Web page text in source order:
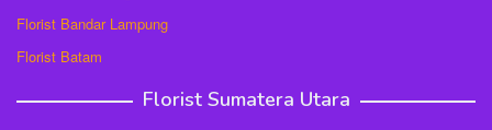
Florist Bandar Lampung
Florist Batam
Florist Sumatera Utara